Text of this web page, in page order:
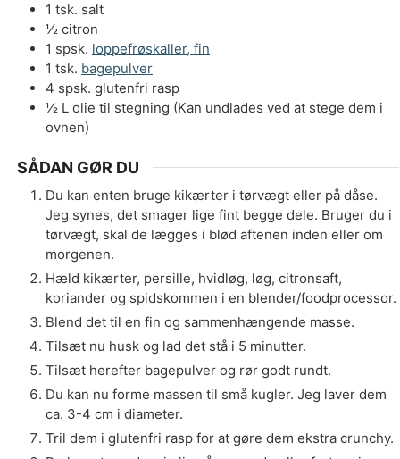
1 tsk. salt
½ citron
1 spsk. loppefrøskaller, fin
1 tsk. bagepulver
4 spsk. glutenfri rasp
½ L olie til stegning (Kan undlades ved at stege dem i
ovnen)
SÅDAN GØR DU
Du kan enten bruge kikærter i tørvægt eller på dåse.
Jeg synes, det smager lige fint begge dele. Bruger du i
tørvægt, skal de lægges i blød aftenen inden eller om
morgenen.
Hæld kikærter, persille, hvidløg, løg, citronsaft,
koriander og spidskommen i en blender/foodprocessor.
Blend det til en fin og sammenhængende masse.
Tilsæt nu husk og lad det stå i 5 minutter.
Tilsæt herefter bagepulver og rør godt rundt.
Du kan nu forme massen til små kugler. Jeg laver dem
ca. 3-4 cm i diameter.
Tril dem i glutenfri rasp for at gøre dem ekstra crunchy.